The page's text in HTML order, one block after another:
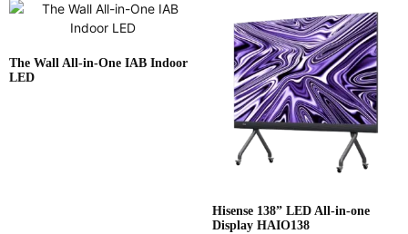
The Wall All-in-One IAB Indoor
LED
Hisense 138” LED All-in-one
Display HAIO138